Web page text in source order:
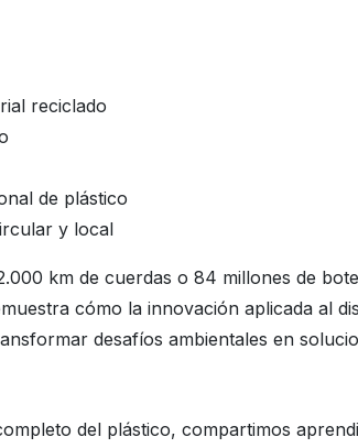
reciclado
de plástico
y local
km de cuerdas o 84 millones de
cómo la innovación aplicada al
desafíos ambientales en
del plástico, compartimos